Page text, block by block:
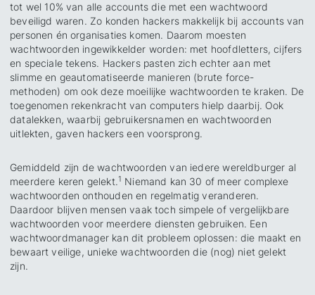
tot wel 10% van alle accounts die met een wachtwoord
beveiligd waren. Zo konden hackers makkelijk bij accounts van
personen én organisaties komen. Daarom moesten
wachtwoorden ingewikkelder worden: met hoofdletters, cijfers
en speciale tekens. Hackers pasten zich echter aan met
slimme en geautomatiseerde manieren (brute force-
methoden) om ook deze moeilijke wachtwoorden te kraken. De
toegenomen rekenkracht van computers hielp daarbij. Ook
datalekken, waarbij gebruikersnamen en wachtwoorden
uitlekten, gaven hackers een voorsprong.
Gemiddeld zijn de wachtwoorden van iedere wereldburger al
meerdere keren gelekt.1 Niemand kan 30 of meer complexe
wachtwoorden onthouden en regelmatig veranderen.
Daardoor blijven mensen vaak toch simpele of vergelijkbare
wachtwoorden voor meerdere diensten gebruiken. Een
wachtwoordmanager kan dit probleem oplossen: die maakt en
bewaart veilige, unieke wachtwoorden die (nog) niet gelekt
zijn.